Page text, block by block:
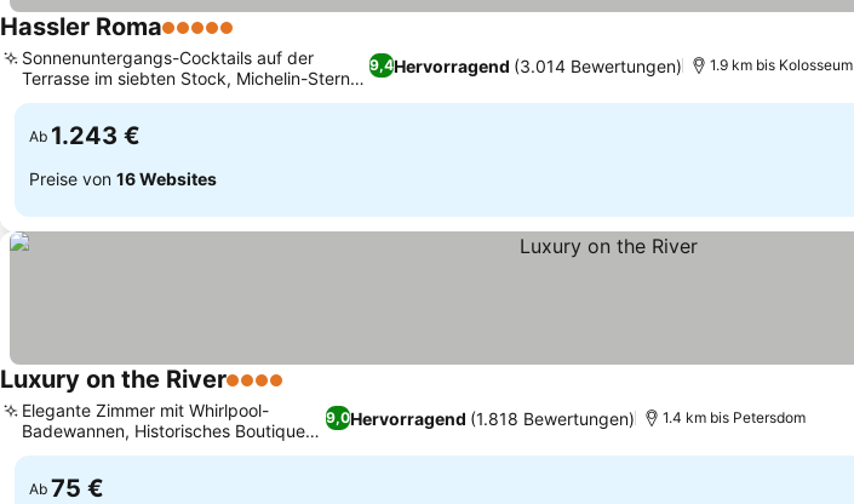
Hassler Roma5 Sterne
9,4Hervorragend (3.014 Bewertungen)
Sonnenuntergangs-Cocktails auf der
Terrasse im siebten Stock, Michelin-Stern
Imàgo Panoramarestaurant
1.9 km bis Kolosseum
Ab 1.243 €
Preise von 16 Websites
Luxury on the River4 Sterne
9,0Hervorragend (1.818 Bewertungen)
Elegante Zimmer mit Whirlpool-
Badewannen, Historisches Boutique-
Konzept am Fluss
1.4 km bis Petersdom
Ab 75 €